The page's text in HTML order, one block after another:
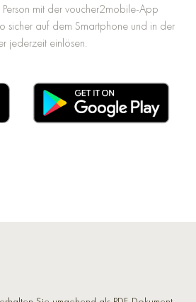
mit der voucher2mobile-App
sicher auf dem Smartphone und in der
jederzeit einlösen.